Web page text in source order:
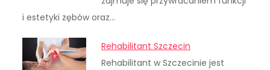
i estetyki zębów oraz…
Rehabilitant Szczecin
Rehabilitant w Szczecinie jest